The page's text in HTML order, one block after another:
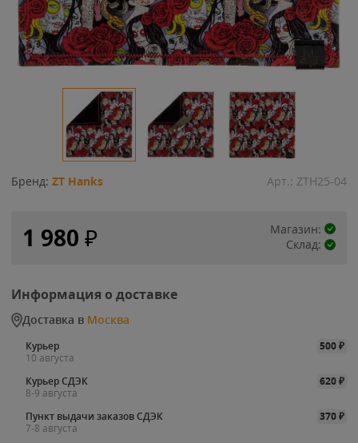
Бренд: ZT Hanks Арт.: ZTH25-04
1 980 ₽
Магазин:
Склад:
Информация о доставке
Доставка в Москва
Курьер 500₽
10 августа
Курьер СДЭК
620₽
8-9 августа
Пункт выдачи заказов СДЭК
370₽
7-8 августа